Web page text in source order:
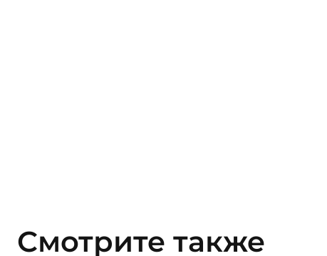
Смотрите также